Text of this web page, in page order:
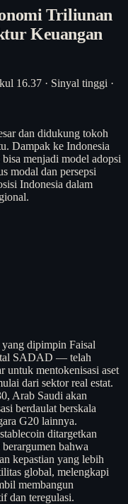
Triliunan
Keuangan
16.37 · Sinyal tinggi ·
dan didukung tokoh
Dampak ke Indonesia
menjadi model adopsi
modal dan persepsi
Indonesia dalam
dipimpin Faisal
SADAD — telah
untuk mentokenisasi aset
dari sektor real estat.
Arab Saudi akan
berdaulat berskala
G20 lainnya.
ditargetkan
bahwa
kepastian yang lebih
global, melengkapi
membangun
dan teregulasi.